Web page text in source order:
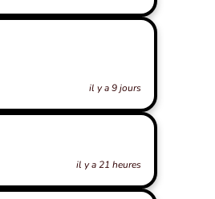
il y a 9 jours
il y a 21 heures